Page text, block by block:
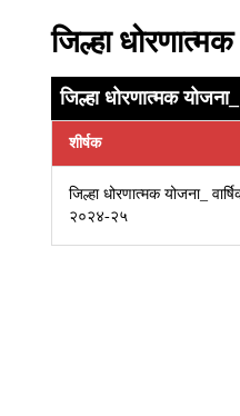
जिल्हा
जिल्हा धोरणात्मक
शीर्षक
जिल्हा धोरणात्मक योजना_
२०२४-२५